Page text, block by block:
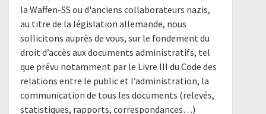
la Waffen-SS ou d'anciens collaborateurs nazis,
au titre de la législation allemande, nous
sollicitons auprès de vous, sur le fondement du
droit d’accès aux documents administratifs, tel
que prévu notamment par le Livre III du Code des
relations entre le public et l’administration, la
communication de tous les documents (relevés,
statistiques, rapports, correspondances…)